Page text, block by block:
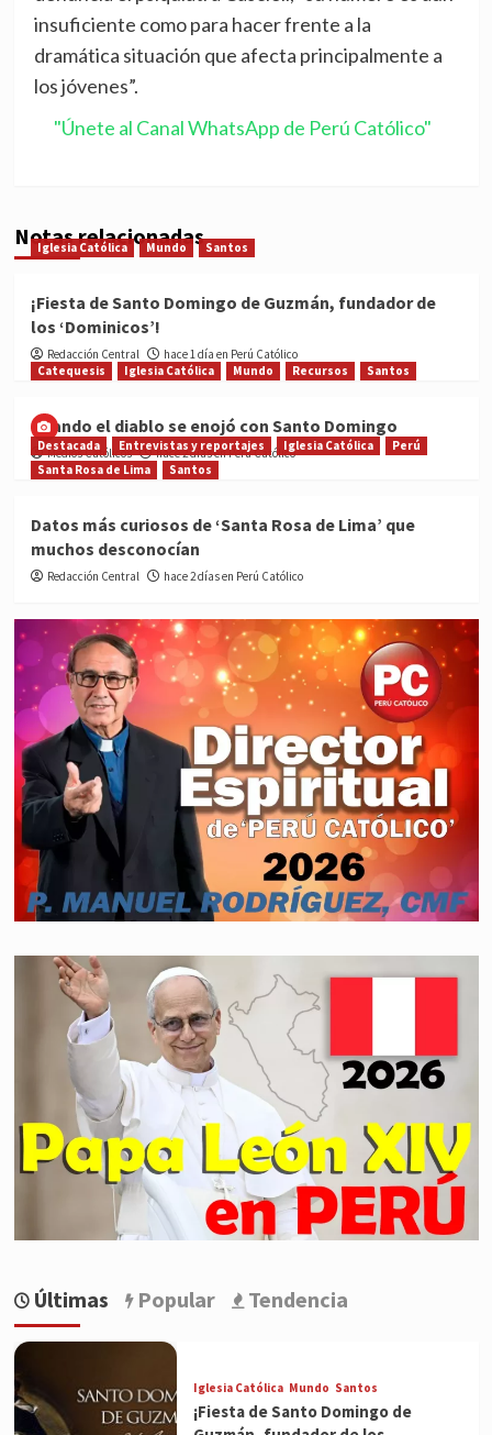
insuficiente como para hacer frente a la
dramática situación que afecta principalmente a
los jóvenes”.
"Únete al Canal WhatsApp de Perú Católico"
Notas relacionadas
Iglesia Católica Mundo Santos
¡Fiesta de Santo Domingo de Guzmán, fundador de
los ‘Dominicos’!
Redacción Central
hace 1 día en Perú Católico
Catequesis
Iglesia Católica Mundo Recursos Santos
Cuando el diablo se enojó con Santo Domingo
Medios Católicos hace 2 días en Perú Católico
Destacada Entrevistas y reportajes Iglesia Católica
Perú
Santa Rosa de Lima
Santos
Datos más curiosos de ‘Santa Rosa de Lima’ que
muchos desconocían
Redacción Central hace 2 días en Perú Católico
Últimas Popular Tendencia
Iglesia Católica Mundo Santos
¡Fiesta de Santo Domingo de